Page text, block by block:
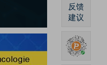
反馈
建议